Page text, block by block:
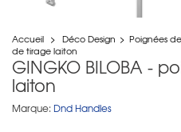
Accueil > Déco Design > Poignées
de tirage laiton
GINGKO BILOBA -
laiton
Marque: Dnd Handles